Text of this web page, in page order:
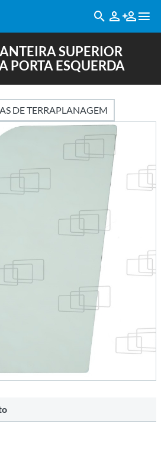
SUPERIOR
PORTA ESQUERDA
DE TERRAPLANAGEM